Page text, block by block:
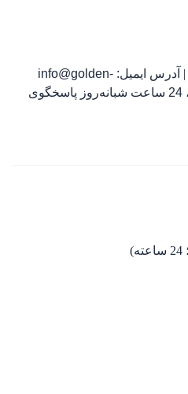
| آدرس ایمیل: info@golden-
هفت روز هفته، 24 ساعت شبانه‌روز پاسخگوی